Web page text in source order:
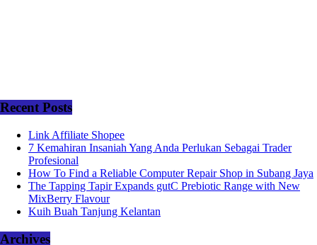
Recent Posts
Link Affiliate Shopee
7 Kemahiran Insaniah Yang Anda Perlukan Sebagai Trader
Profesional
How To Find a Reliable Computer Repair Shop in Subang Jaya
The Tapping Tapir Expands gutC Prebiotic Range with New
MixBerry Flavour
Kuih Buah Tanjung Kelantan
Archives